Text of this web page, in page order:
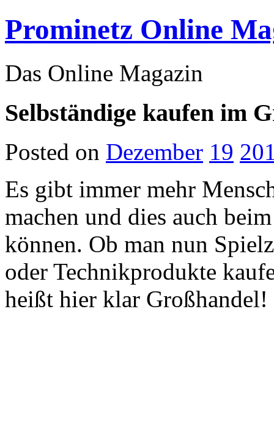
Prominetz Online
Das Online Magazin
Selbständige kaufen im
Posted on Dezember 19
Es gibt immer mehr
machen und dies auch
können. Ob man nun
oder Technikprodukte
heißt hier klar Großhandel!